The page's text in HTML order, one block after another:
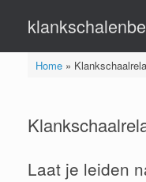
inhoud
Home»
Laat je leiden